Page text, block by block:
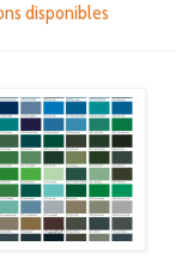
disponibles